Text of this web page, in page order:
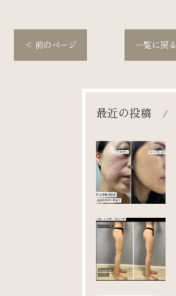
< 前のページ 一覧に戻る
最近の投稿